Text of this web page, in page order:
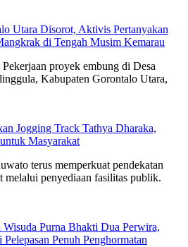
Utara Disorot, Aktivis Pertanyakan
di Tengah Musim Kemarau
proyek embung di Desa
Kabupaten Gorontalo Utara,
Jogging Track Tathya Dharaka,
Masyarakat
terus memperkuat pendekatan
melalui penyediaan fasilitas publik.
Purna Bhakti Dua Perwira,
Penuh Penghormatan